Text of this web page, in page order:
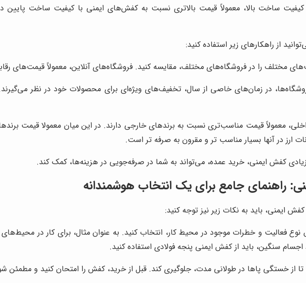
ساخت بالا، معمولاً قیمت بالاتری نسبت به کفش‌های ایمنی با کیفیت ساخت پایین
از راهکارهای زیر استفاده کنید:
مختلف را در فروشگاه‌های مختلف، مقایسه کنید. فروشگاه‌های آنلاین، معمولاً قیمت‌های
در زمان‌های خاصی از سال، تخفیف‌های ویژه‌ای برای محصولات خود در نظر
معمولاً قیمت مناسب‌تری نسبت به برندهای خارجی دارند. در این میان معمولا قیمت
ارز در آنها بسیار مناسب تر و مقرون به صرفه تر است.
کفش ایمنی، خرید عمده، می‌تواند به شما در صرفه‌جویی در هزینه‌ها، کمک کند.
راهنمای جامع برای یک انتخاب هوشمندانه
ایمنی، باید به نکات زیر نیز توجه کنید:
فعالیت و خطرات موجود در محیط کار، انتخاب کنید. به عنوان مثال، برای کار در
سنگین، باید از کفش ایمنی پنجه فولادی استفاده کنید.
از خستگی پاها در طولانی مدت، جلوگیری کند. قبل از خرید، کفش را امتحان کنید و مطمئن